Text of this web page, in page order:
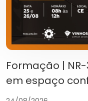
Formação |
em espaço